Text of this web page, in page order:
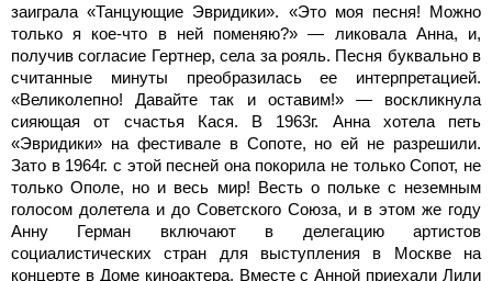
заиграла «Танцующие Эвридики». «Это моя песня! Можно
только я кое-что в ней поменяю?» — ликовала Анна, и,
получив согласие Гертнер, села за рояль. Песня буквально в
считанные минуты преобразилась ее интерпретацией.
«Великолепно! Давайте так и оставим!» — воскликнула
сияющая от счастья Кася. В 1963г. Анна хотела петь
«Эвридики» на фестивале в Сопоте, но ей не разрешили.
Зато в 1964г. с этой песней она покорила не только Сопот, не
только Ополе, но и весь мир! Весть о польке с неземным
голосом долетела и до Советского Союза, и в этом же году
Анну Герман включают в делегацию артистов
социалистических стран для выступления в Москве на
концерте в Доме киноактера. Вместе с Анной приехали Лили